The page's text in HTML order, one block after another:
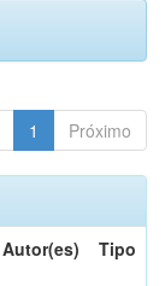
1 Próximo
Autor(es) Tipo